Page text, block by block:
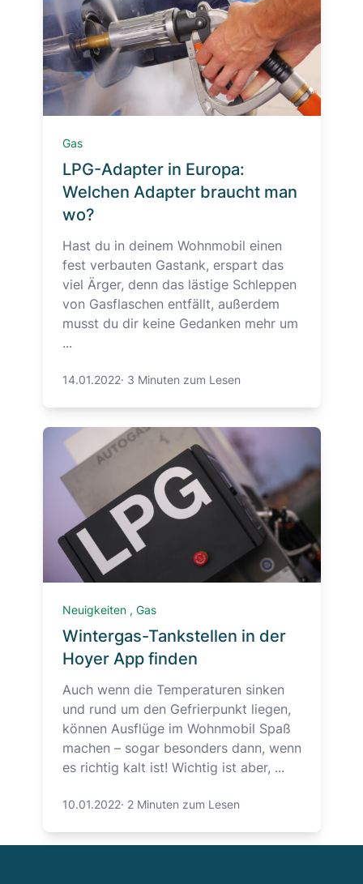
Gas
LPG-Adapter in Europa:
Welchen Adapter braucht man
wo?
Hast du in deinem Wohnmobil einen
fest verbauten Gastank, erspart das
viel Ärger, denn das lästige Schleppen
von Gasflaschen entfällt, außerdem
musst du dir keine Gedanken mehr um
...
14.01.2022· 3 Minuten zum Lesen
Neuigkeiten , Gas
Wintergas-Tankstellen in der
Hoyer App finden
Auch wenn die Temperaturen sinken
und rund um den Gefrierpunkt liegen,
können Ausflüge im Wohnmobil Spaß
machen – sogar besonders dann, wenn
es richtig kalt ist! Wichtig ist aber, ...
10.01.2022· 2 Minuten zum Lesen